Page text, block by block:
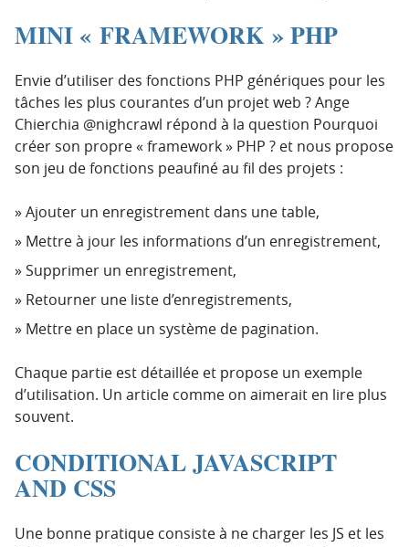
MINI « FRAMEWORK » PHP
Envie d’utiliser des fonctions PHP génériques pour les
tâches les plus courantes d’un projet web ? Ange
Chierchia @nighcrawl répond à la question Pourquoi
créer son propre « framework » PHP ? et nous propose
son jeu de fonctions peaufiné au fil des projets :
Ajouter un enregistrement dans une table,
Mettre à jour les informations d’un enregistrement,
Supprimer un enregistrement,
Retourner une liste d’enregistrements,
Mettre en place un système de pagination.
Chaque partie est détaillée et propose un exemple
d’utilisation. Un article comme on aimerait en lire plus
souvent.
CONDITIONAL JAVASCRIPT
AND CSS
Une bonne pratique consiste à ne charger les JS et les